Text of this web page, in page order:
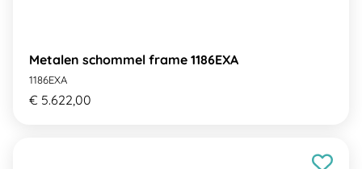
Metalen schommel frame 1186EXA
1186EXA
€ 5.622,00